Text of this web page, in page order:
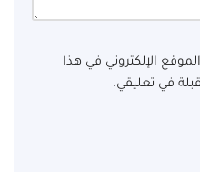
الإلكتروني في هذا
في تعليقي.